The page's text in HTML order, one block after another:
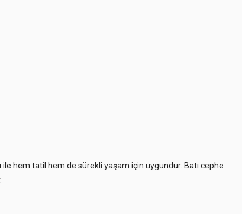
ile hem tatil hem de sürekli yaşam için uygundur. Batı cephe